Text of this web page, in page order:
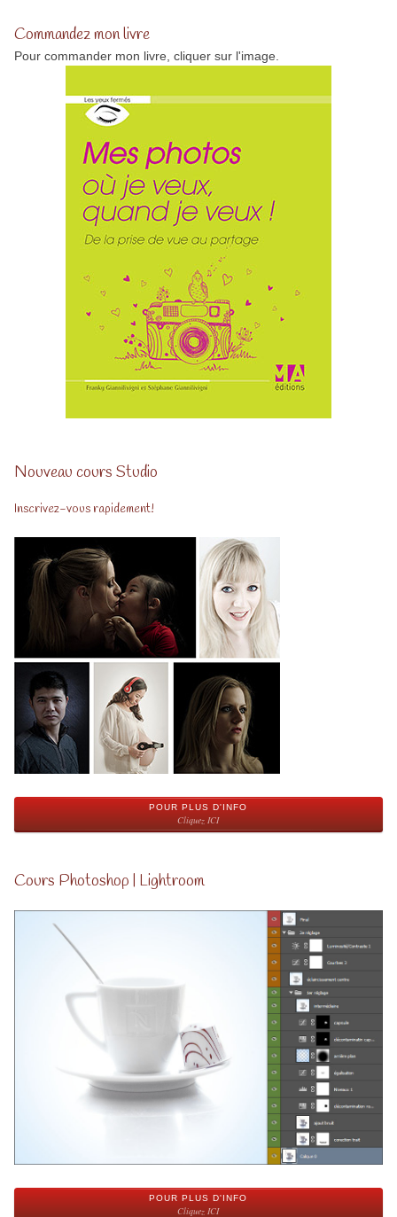
Commandez mon livre
Pour commander mon livre, cliquer sur l'image.
Nouveau cours Studio
Inscrivez-vous rapidement!
POUR PLUS D'INFO
Cliquez ICI
Cours Photoshop | Lightroom
POUR PLUS D'INFO
Cliquez ICI